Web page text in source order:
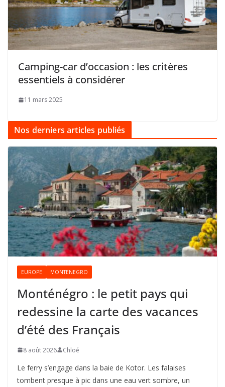
Camping-car d’occasion : les critères
essentiels à considérer
11 mars 2025
Nos derniers articles publiés
EUROPE MONTENEGRO
Monténégro : le petit pays qui
redessine la carte des vacances
d’été des Français
8 août 2026 Chloé
Le ferry s’engage dans la baie de Kotor. Les falaises
tombent presque à pic dans une eau vert sombre, un